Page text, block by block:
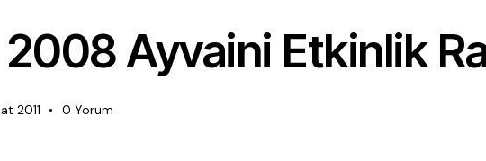
2008 Ayvaini Etkinlik
2011 0 Yorum